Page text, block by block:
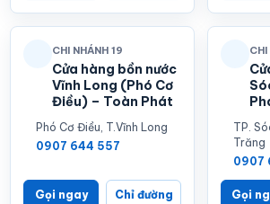
CHI NHÁNH 19
Cửa hàng bồn nước
Vĩnh Long (Phó Cơ
Điều) – Toàn Phát
Phó Cơ Điều, T.Vĩnh Long
0907 644 557
Gọi ngay Chỉ đường
TP.
Trăng
0907
Gọi